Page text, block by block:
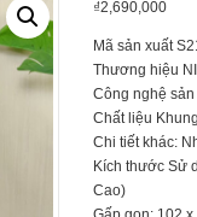
₫2,690,000
Mã sản xuất
Thương hiệu
Công nghệ
Chất liệu
Chi tiết khác:
Kích thước Sử
Cao)